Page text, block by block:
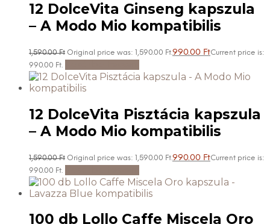
12 DolceVita Ginseng kapszula
– A Modo Mio kompatibilis
1,590.00Ft Original price was: 1,590.00 Ft.990.00 FtCurrent price is:
990.00 Ft.
12 DolceVita Pisztácia kapszula
– A Modo Mio kompatibilis
1,590.00Ft Original price was: 1,590.00 Ft.990.00 FtCurrent price is:
990.00 Ft.
100 db Lollo Caffe Miscela Oro